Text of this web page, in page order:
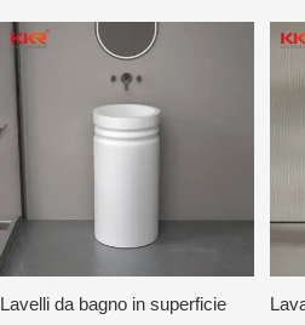
in
Lavelli da bagno in superficie